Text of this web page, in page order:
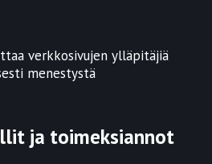
verkkosivujen ylläpitäjiä
menestystä
ja toimeksiannot